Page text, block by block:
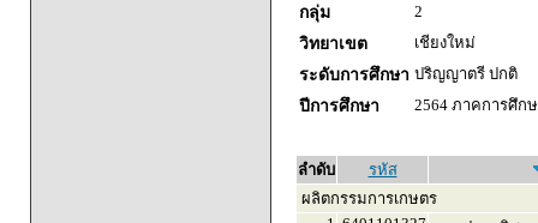
กลุ่ม
2
วิทยาเขต
เชียงใหม่
ระดับการศึกษา ปริญญาตรี ปกติ
ปีการศึกษา
2564 ภาคการศึก
ลำดับ
รหัส
ผลิตกรรมการเกษตร